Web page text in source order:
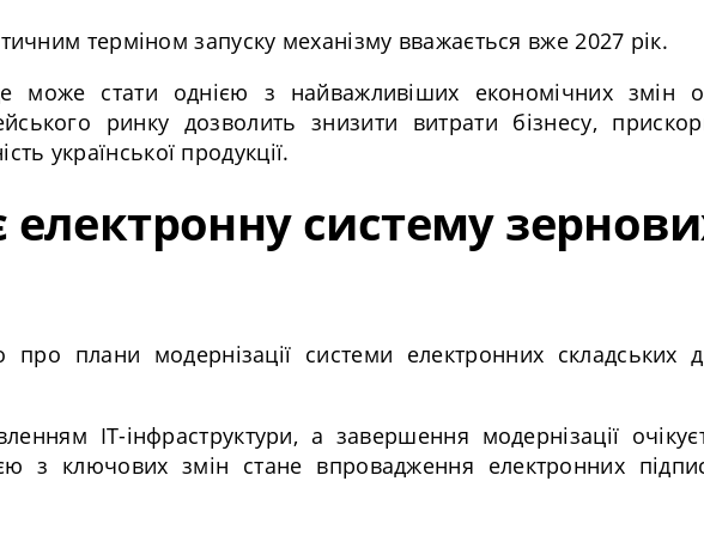
терміном запуску механізму вважається вже 2027 рік.
може стати однією з найважливіших економічних змін
ринку дозволить знизити витрати бізнесу,
української продукції.
систему
про плани модернізації системи електронних складських
ІТ-інфраструктури, а завершення модернізації
з ключових змін стане впровадження електронних